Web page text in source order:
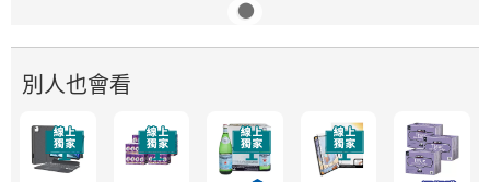
別人也會看